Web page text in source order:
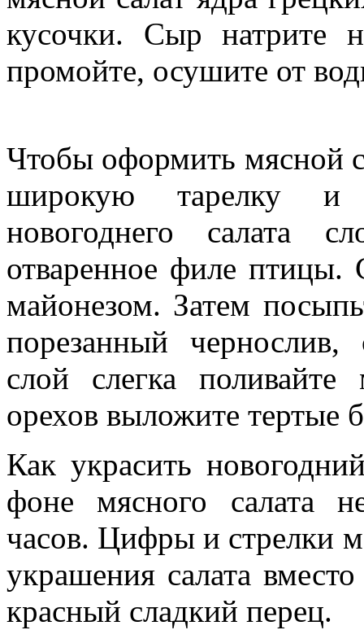
кусочки. Сыр натрите
промойте, осушите от
Чтобы оформить мясной
широкую тарелку и
новогоднего салата
отваренное филе птицы.
майонезом. Затем
порезанный
слой слегка
орехов выложите тертые
Как украсить
фоне мясного салата
часов. Цифры и стрелки
украшения салата
красный сладкий перец.